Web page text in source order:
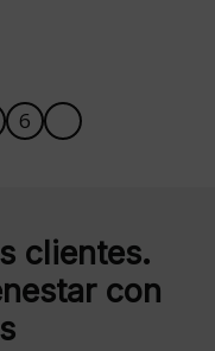
6
clientes.
con